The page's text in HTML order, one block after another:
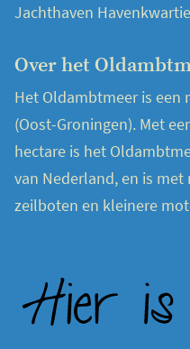
Jachthaven
Over het
Het Oldambtmeer is een
(Oost-Groningen). Met
hectare is het
van Nederland, en is
zeilboten en kleinere